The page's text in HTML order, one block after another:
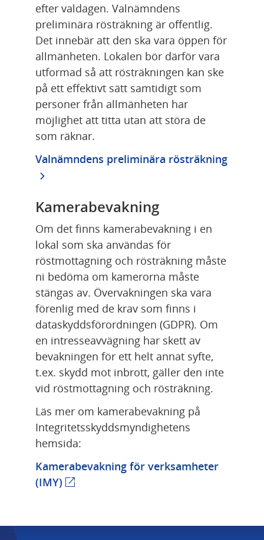
efter valdagen. Valnämndens
preliminära rösträkning är offentlig.
Det innebär att den ska vara öppen för
allmänheten. Lokalen bör därför vara
utformad så att rösträkningen kan ske
på ett effektivt sätt samtidigt som
personer från allmänheten har
möjlighet att titta utan att störa de
som räknar.
Valnämndens preliminära rösträkning
Kamerabevakning
Om det finns kamerabevakning i en
lokal som ska användas för
röstmottagning och rösträkning måste
ni bedöma om kamerorna måste
stängas av. Övervakningen ska vara
förenlig med de krav som finns i
dataskyddsförordningen (GDPR). Om
en intresseavvägning har skett av
bevakningen för ett helt annat syfte,
t.ex. skydd mot inbrott, gäller den inte
vid röstmottagning och rösträkning.
Läs mer om kamerabevakning på
Integritetsskyddsmyndighetens
hemsida:
Kamerabevakning för verksamheter
(IMY) Länk till annan webbplats.